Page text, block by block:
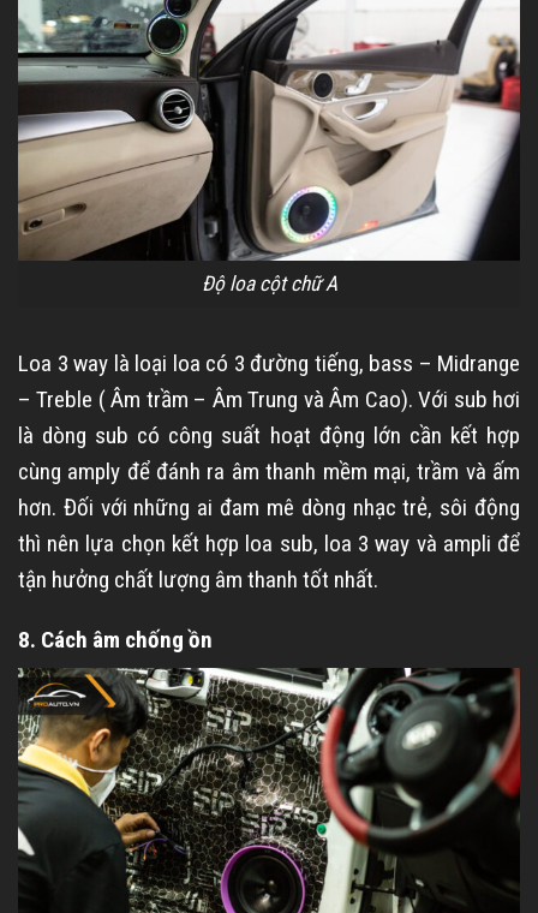
Độ loa cột chữ A
Loa 3 way là loại loa có 3 đường tiếng, bass – Midrange
– Treble ( Âm trầm – Âm Trung và Âm Cao). Với sub hơi
là dòng sub có công suất hoạt động lớn cần kết hợp
cùng amply để đánh ra âm thanh mềm mại, trầm và ấm
hơn. Đối với những ai đam mê dòng nhạc trẻ, sôi động
thì nên lựa chọn kết hợp loa sub, loa 3 way và ampli để
tận hưởng chất lượng âm thanh tốt nhất.
8. Cách âm chống ồn